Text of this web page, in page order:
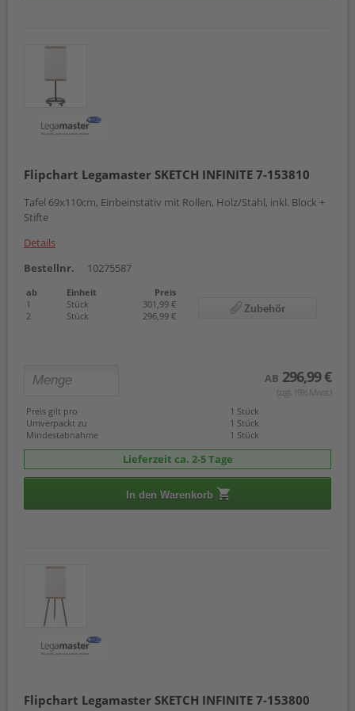
Flipchart Legamaster SKETCH INFINITE 7-153810
Tafel 69x110cm, Einbeinstativ mit Rollen, Holz/Stahl, inkl. Block +
Stifte
Details
Bestellnr.
10275587
ab Einheit
Preis
1
Stück
301,99 €
2
Stück 296,99 €
Zubehör
AB 296,99 €
(zzgl. 19% Mwst.)
Preis gilt pro
1 Stück
Umverpackt zu
1 Stück
Mindestabnahme
1 Stück
Lieferzeit ca. 2-5 Tage
In den Warenkorb
Flipchart Legamaster SKETCH INFINITE 7-153800